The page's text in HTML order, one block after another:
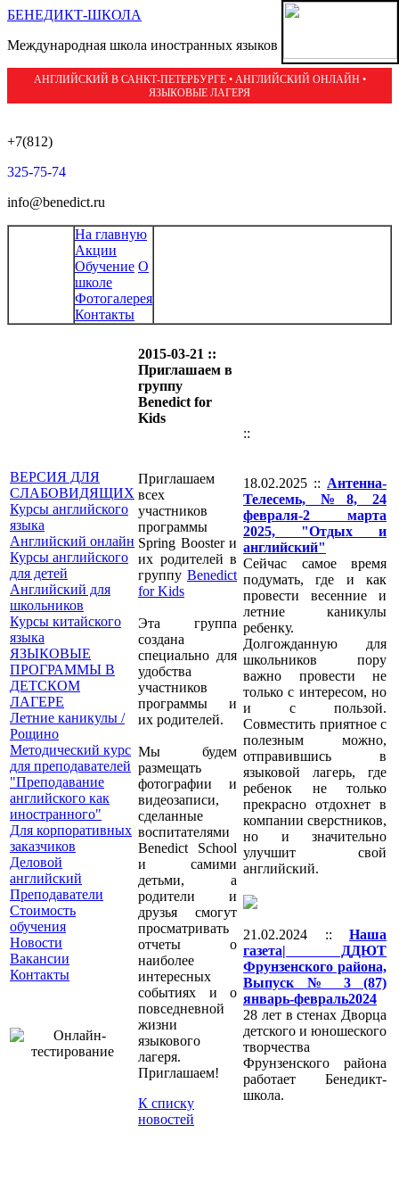
БЕНЕДИКТ-ШКОЛА
Международная школа иностранных языков
АНГЛИЙСКИЙ В САНКТ-ПЕТЕРБУРГЕ • АНГЛИЙСКИЙ ОНЛАЙН •
ЯЗЫКОВЫЕ ЛАГЕРЯ
+7(812)
325-75-74
info@benedict.ru
На главную
Акции
Обучение О
школе
Фотогалерея
Контакты
ВЕРСИЯ ДЛЯ
СЛАБОВИДЯЩИХ
Курсы английского
языка
Английский онлайн
Курсы английского
для детей
Английский для
школьников
Курсы китайского
языка
ЯЗЫКОВЫЕ
ПРОГРАММЫ В
ДЕТСКОМ
ЛАГЕРЕ
Летние каникулы /
Рощино
Методический курс
для преподавателей
"Преподавание
английского как
иностранного"
Для корпоративных
заказчиков
Деловой
английский
Преподаватели
Стоимость
обучения
Новости
Вакансии
Контакты
2015-03-21 ::
Приглашаем в
группу
Benedict for
Kids
Приглашаем
всех
участников
программы
Spring Booster и
их родителей в
группу Benedict
for Kids
Эта группа
создана
специально для
удобства
участников
программы и
их родителей.
Мы будем
размещать
фотографии и
видеозаписи,
сделанные
воспитателями
Benedict School
и самими
детьми, а
родители и
друзья смогут
просматривать
отчеты о
наиболее
интересных
событиях и о
повседневной
жизни
языкового
лагеря.
Приглашаем!
К списку
новостей
::
18.02.2025 :: Антенна-
Телесемь, №8, 24
февраля-2 марта
2025, "Отдых и
английский"
Сейчас самое время
подумать, где и как
провести весенние и
летние каникулы
ребенку.
Долгожданную для
школьников пору
важно провести не
только с интересом, но
и с пользой.
Совместить приятное с
полезным можно,
отправившись в
языковой лагерь, где
ребенок не только
прекрасно отдохнет в
компании сверстников,
но и значительно
улучшит свой
английский.
21.02.2024 :: Наша
газета| ДДЮТ
Фрунзенского района,
Выпуск № 3 (87)
январь-февраль2024
28 лет в стенах Дворца
детского и юношеского
творчества
Фрунзенского района
работает Бенедикт-
школа.